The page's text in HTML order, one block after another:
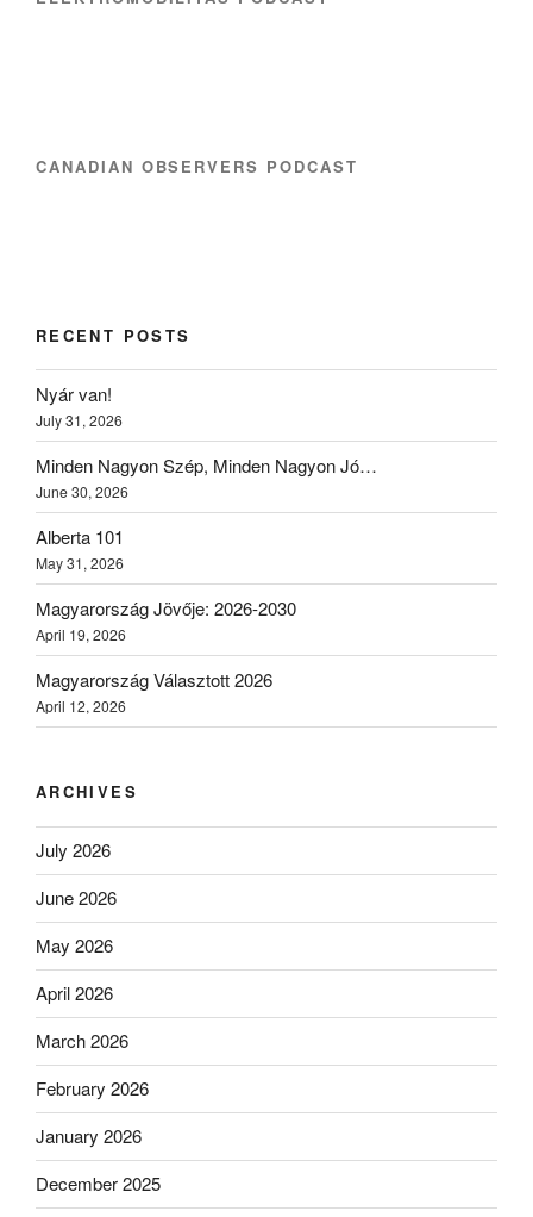
CANADIAN OBSERVERS PODCAST
RECENT POSTS
Nyár van!
July 31, 2026
Minden Nagyon Szép, Minden Nagyon Jó…
June 30, 2026
Alberta 101
May 31, 2026
Magyarország Jövője: 2026-2030
April 19, 2026
Magyarország Választott 2026
April 12, 2026
ARCHIVES
July 2026
June 2026
May 2026
April 2026
March 2026
February 2026
January 2026
December 2025